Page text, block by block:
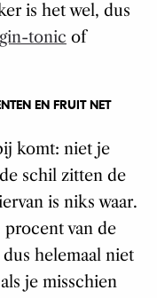
is het wel, dus
tonic of
EN FRUIT NET
komt: niet je
schil zitten de
is niks waar.
van de
helemaal niet
je misschien